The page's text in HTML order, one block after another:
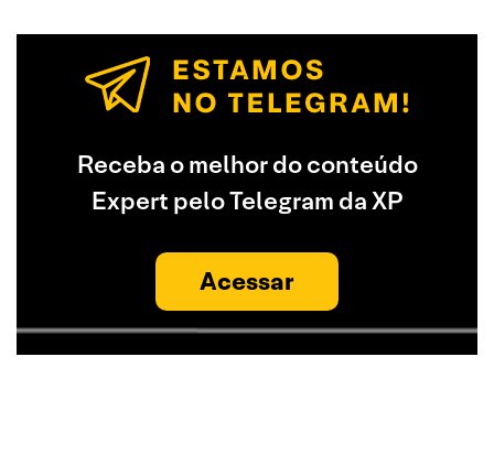
Receba o melhor do conteúdo
Expert pelo Telegram da XP
Acessar